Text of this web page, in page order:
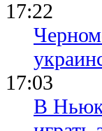
17:22
17:03
В